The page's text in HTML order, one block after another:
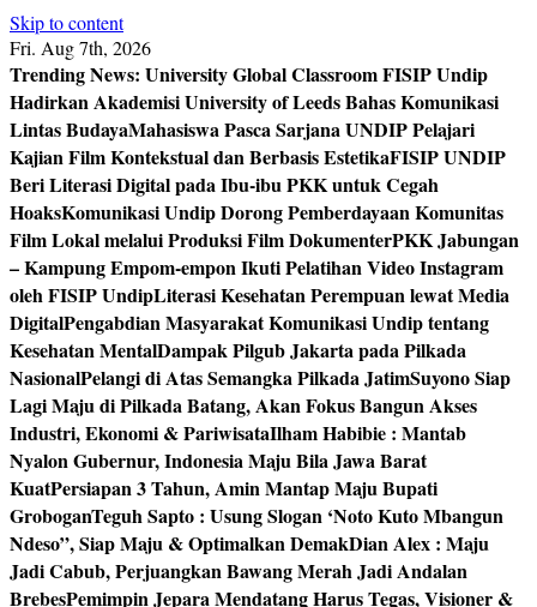
Skip to content
Fri. Aug 7th, 2026
Trending News: University Global Classroom FISIP Undip
Hadirkan Akademisi University of Leeds Bahas Komunikasi
Lintas BudayaMahasiswa Pasca Sarjana UNDIP Pelajari
Kajian Film Kontekstual dan Berbasis EstetikaFISIP UNDIP
Beri Literasi Digital pada Ibu-ibu PKK untuk Cegah
HoaksKomunikasi Undip Dorong Pemberdayaan Komunitas
Film Lokal melalui Produksi Film DokumenterPKK Jabungan
– Kampung Empom-empon Ikuti Pelatihan Video Instagram
oleh FISIP UndipLiterasi Kesehatan Perempuan lewat Media
DigitalPengabdian Masyarakat Komunikasi Undip tentang
Kesehatan MentalDampak Pilgub Jakarta pada Pilkada
NasionalPelangi di Atas Semangka Pilkada JatimSuyono Siap
Lagi Maju di Pilkada Batang, Akan Fokus Bangun Akses
Industri, Ekonomi & PariwisataIlham Habibie : Mantab
Nyalon Gubernur, Indonesia Maju Bila Jawa Barat
KuatPersiapan 3 Tahun, Amin Mantap Maju Bupati
GroboganTeguh Sapto : Usung Slogan ‘Noto Kuto Mbangun
Ndeso”, Siap Maju & Optimalkan DemakDian Alex : Maju
Jadi Cabub, Perjuangkan Bawang Merah Jadi Andalan
BrebesPemimpin Jepara Mendatang Harus Tegas, Visioner &